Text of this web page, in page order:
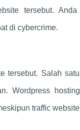
tersebut. Anda
di cybercrime.
tersebut. Salah
Wordpress
traffic